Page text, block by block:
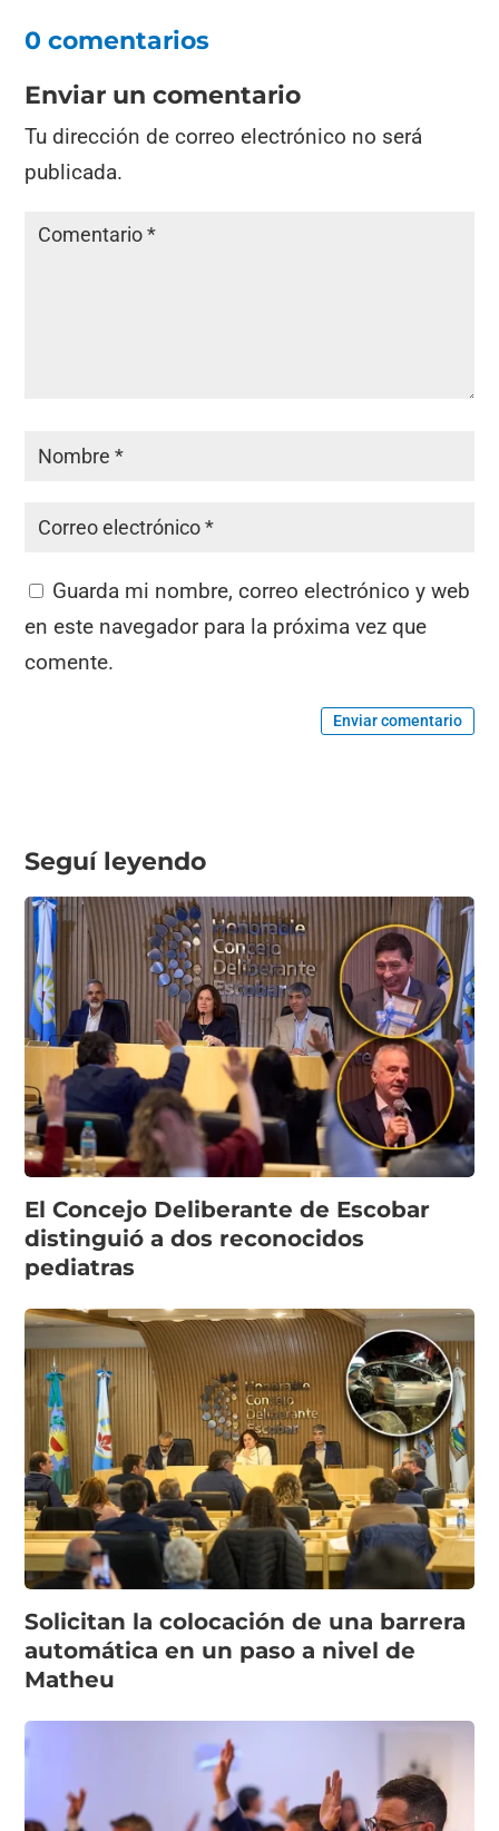
0 comentarios
Enviar un comentario
Tu dirección de correo electrónico no será
publicada.
Guarda mi nombre, correo electrónico y web
en este navegador para la próxima vez que
comente.
Enviar comentario
Seguí leyendo
El Concejo Deliberante de Escobar
distinguió a dos reconocidos
pediatras
Solicitan la colocación de una barrera
automática en un paso a nivel de
Matheu